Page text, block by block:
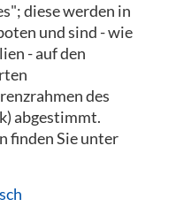
diese werden in
und sind - wie
- auf den
des
abgestimmt.
finden Sie unter